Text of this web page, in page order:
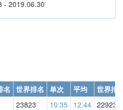
- 2019.06.30
名 世界排名 单次 平均
世界排
23823 10.35 12.44 22923